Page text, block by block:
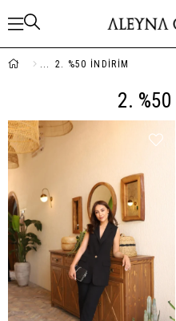
2. %50 İNDİRİM
2.